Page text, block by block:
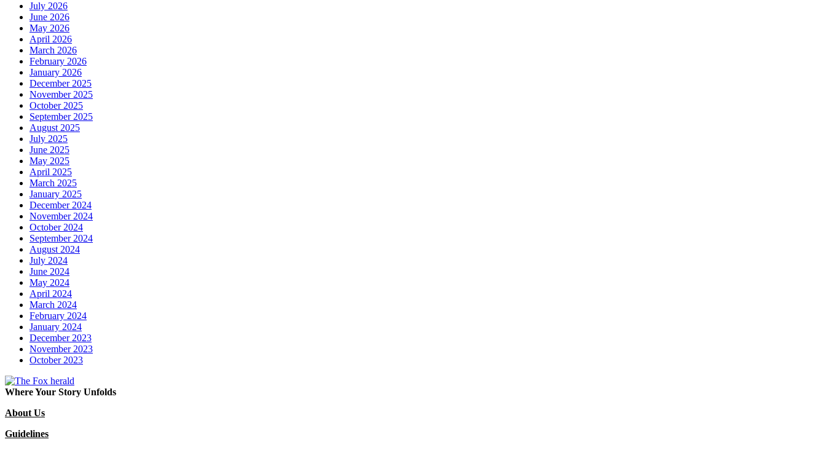
July 2026
June 2026
May 2026
April 2026
March 2026
February 2026
January 2026
December 2025
November 2025
October 2025
September 2025
August 2025
July 2025
June 2025
May 2025
April 2025
March 2025
January 2025
December 2024
November 2024
October 2024
September 2024
August 2024
July 2024
June 2024
May 2024
April 2024
March 2024
February 2024
January 2024
December 2023
November 2023
October 2023
Where Your Story Unfolds
About Us
Guidelines